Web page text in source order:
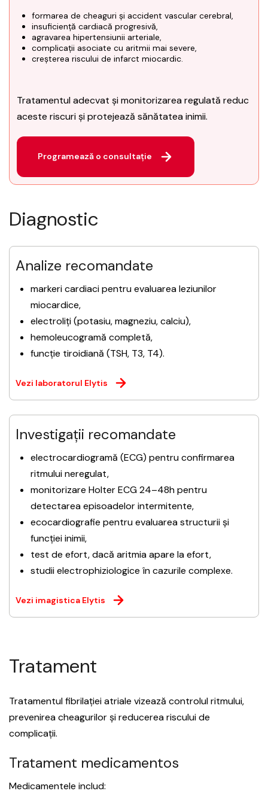
formarea de cheaguri și accident vascular cerebral,
insuficiență cardiacă progresivă,
agravarea hipertensiunii arteriale,
complicații asociate cu aritmii mai severe,
creșterea riscului de infarct miocardic.
Tratamentul adecvat și monitorizarea regulată reduc
aceste riscuri și protejează sănătatea inimii.
Programează o consultație
Diagnostic
Analize recomandate
markeri cardiaci pentru evaluarea leziunilor
miocardice,
electroliți (potasiu, magneziu, calciu),
hemoleucogramă completă,
funcție tiroidiană (TSH, T3, T4).
Vezi laboratorul Elytis
Investigații recomandate
electrocardiogramă (ECG) pentru confirmarea
ritmului neregulat,
monitorizare Holter ECG 24–48h pentru
detectarea episoadelor intermitente,
ecocardiografie pentru evaluarea structurii și
funcției inimii,
test de efort, dacă aritmia apare la efort,
studii electrophiziologice în cazurile complexe.
Vezi imagistica Elytis
Tratament
Tratamentul fibrilației atriale vizează controlul ritmului,
prevenirea cheagurilor și reducerea riscului de
complicații.
Tratament medicamentos
Medicamentele includ: